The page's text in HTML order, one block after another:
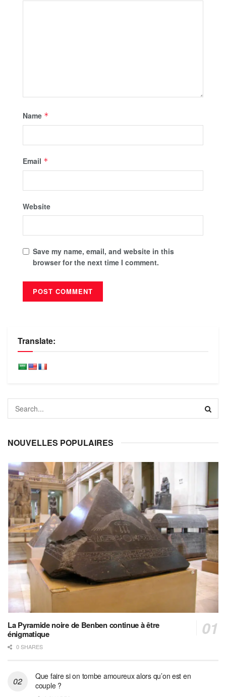
Name *
Email *
Website
Save my name, email, and website in this
browser for the next time I comment.
Translate:
NOUVELLES POPULAIRES
La Pyramide noire de Benben continue à être
énigmatique
0 SHARES
Que faire si on tombe amoureux alors qu’on est en
couple ?